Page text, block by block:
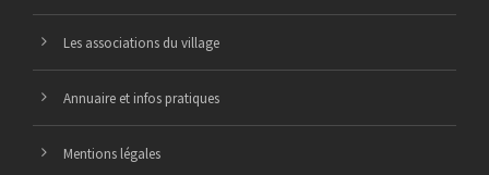
Les associations du village
Annuaire et infos pratiques
Mentions légales